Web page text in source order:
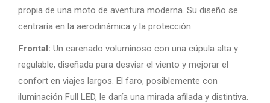
propia de una moto de aventura moderna. Su diseño se
centraría en la aerodinámica y la protección.
Frontal: Un carenado voluminoso con una cúpula alta y
regulable, diseñada para desviar el viento y mejorar el
confort en viajes largos. El faro, posiblemente con
iluminación Full LED, le daría una mirada afilada y distintiva.